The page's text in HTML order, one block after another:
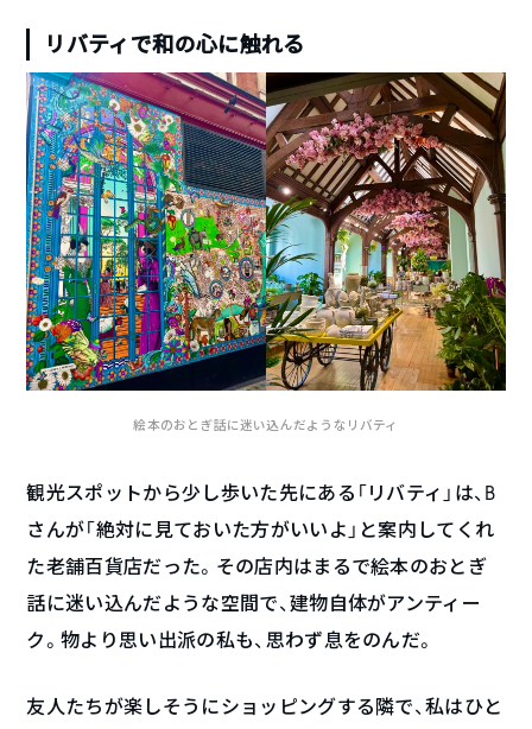
リバティで和の心に触れる
絵本のおとぎ話に迷い込んだようなリバティ
観光スポットから少し歩いた先にある「リバティ」は、B
さんが「絶対に見ておいた方がいいよ」と案内してくれ
た老舗百貨店だった。その店内はまるで絵本のおとぎ
話に迷い込んだような空間で、建物自体がアンティー
ク。物より思い出派の私も、思わず息をのんだ。
友人たちが楽しそうにショッピングする隣で、私はひと